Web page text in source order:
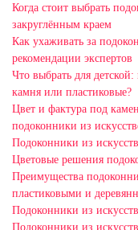
Когда стоит выбрать
закруглённым краем
Как ухаживать за
рекомендации экспертов
Что выбрать для
камня или пластиковые?
Цвет и фактура под
подоконники из
Подоконники из
Цветовые решения
Преимущества
пластиковыми и
Подоконники из
Подоконники из